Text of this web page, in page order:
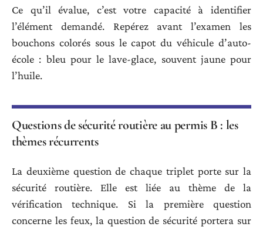
Ce qu’il évalue, c’est votre capacité à identifier
l’élément demandé. Repérez avant l’examen les
bouchons colorés sous le capot du véhicule d’auto-
école : bleu pour le lave-glace, souvent jaune pour
l’huile.
Questions de sécurité routière au permis B : les
thèmes récurrents
La deuxième question de chaque triplet porte sur la
sécurité routière. Elle est liée au thème de la
vérification technique. Si la première question
concerne les feux, la question de sécurité portera sur